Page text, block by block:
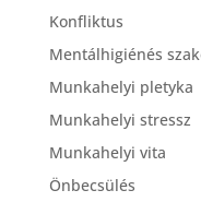
Konfliktus
Mentálhigiénés
Munkahelyi pletyka
Munkahelyi stressz
Munkahelyi vita
Önbecsülés